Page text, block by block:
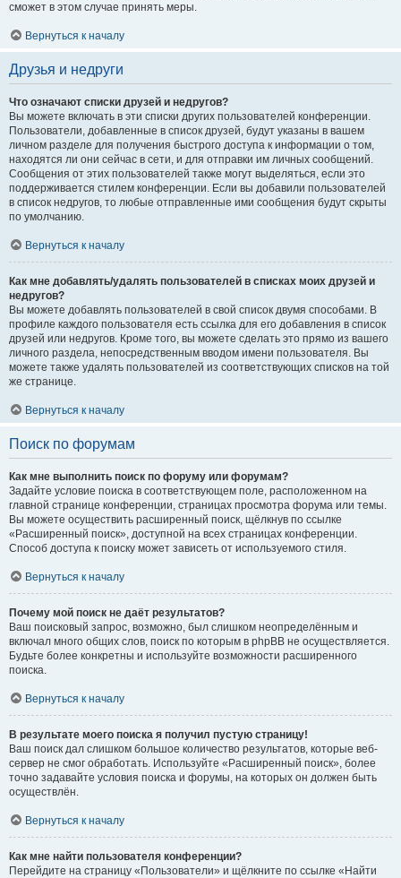
сможет в этом случае принять меры.
Вернуться к началу
Друзья и недруги
Что означают списки друзей и недругов?
Вы можете включать в эти списки других пользователей конференции.
Пользователи, добавленные в список друзей, будут указаны в вашем
личном разделе для получения быстрого доступа к информации о том,
находятся ли они сейчас в сети, и для отправки им личных сообщений.
Сообщения от этих пользователей также могут выделяться, если это
поддерживается стилем конференции. Если вы добавили пользователей
в список недругов, то любые отправленные ими сообщения будут скрыты
по умолчанию.
Вернуться к началу
Как мне добавлять/удалять пользователей в списках моих друзей и
недругов?
Вы можете добавлять пользователей в свой список двумя способами. В
профиле каждого пользователя есть ссылка для его добавления в список
друзей или недругов. Кроме того, вы можете сделать это прямо из вашего
личного раздела, непосредственным вводом имени пользователя. Вы
можете также удалять пользователей из соответствующих списков на той
же странице.
Вернуться к началу
Поиск по форумам
Как мне выполнить поиск по форуму или форумам?
Задайте условие поиска в соответствующем поле, расположенном на
главной странице конференции, страницах просмотра форума или темы.
Вы можете осуществить расширенный поиск, щёлкнув по ссылке
«Расширенный поиск», доступной на всех страницах конференции.
Способ доступа к поиску может зависеть от используемого стиля.
Вернуться к началу
Почему мой поиск не даёт результатов?
Ваш поисковый запрос, возможно, был слишком неопределённым и
включал много общих слов, поиск по которым в phpBB не осуществляется.
Будьте более конкретны и используйте возможности расширенного
поиска.
Вернуться к началу
В результате моего поиска я получил пустую страницу!
Ваш поиск дал слишком большое количество результатов, которые веб-
сервер не смог обработать. Используйте «Расширенный поиск», более
точно задавайте условия поиска и форумы, на которых он должен быть
осуществлён.
Вернуться к началу
Как мне найти пользователя конференции?
Перейдите на страницу «Пользователи» и щёлкните по ссылке «Найти